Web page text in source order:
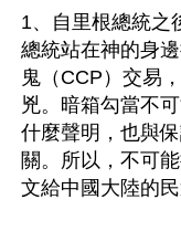
1、自里根總統之
總統站在神的身
鬼（CCP）交易
兇。暗箱勾當不
什麼聲明，也與
關。所以，不可
文給中國大陸的民